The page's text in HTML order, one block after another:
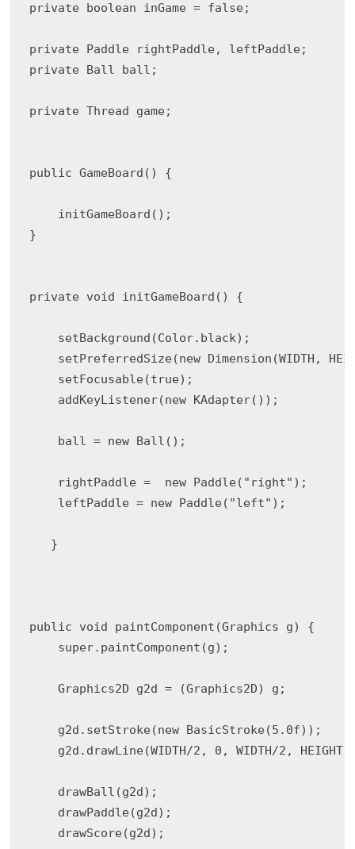
private boolean inGame = false;
private Paddle rightPaddle, leftPaddle;
private Ball ball;
private Thread game;
public GameBoard() {
    initGameBoard();
}
private void initGameBoard() {
    setBackground(Color.black);
setPreferredSize(new Dimension(WIDTH,
    setFocusable(true);
    addKeyListener(new KAdapter());
    ball = new Ball();
    rightPaddle =  new Paddle("right");
    leftPaddle = new Paddle("left");
   }
public void paintComponent(Graphics g) {
    super.paintComponent(g);
    Graphics2D g2d = (Graphics2D) g;
    g2d.setStroke(new BasicStroke(5.0f));
g2d.drawLine(WIDTH/2, 0, WIDTH/2,
    drawBall(g2d);
    drawPaddle(g2d);
    drawScore(g2d);